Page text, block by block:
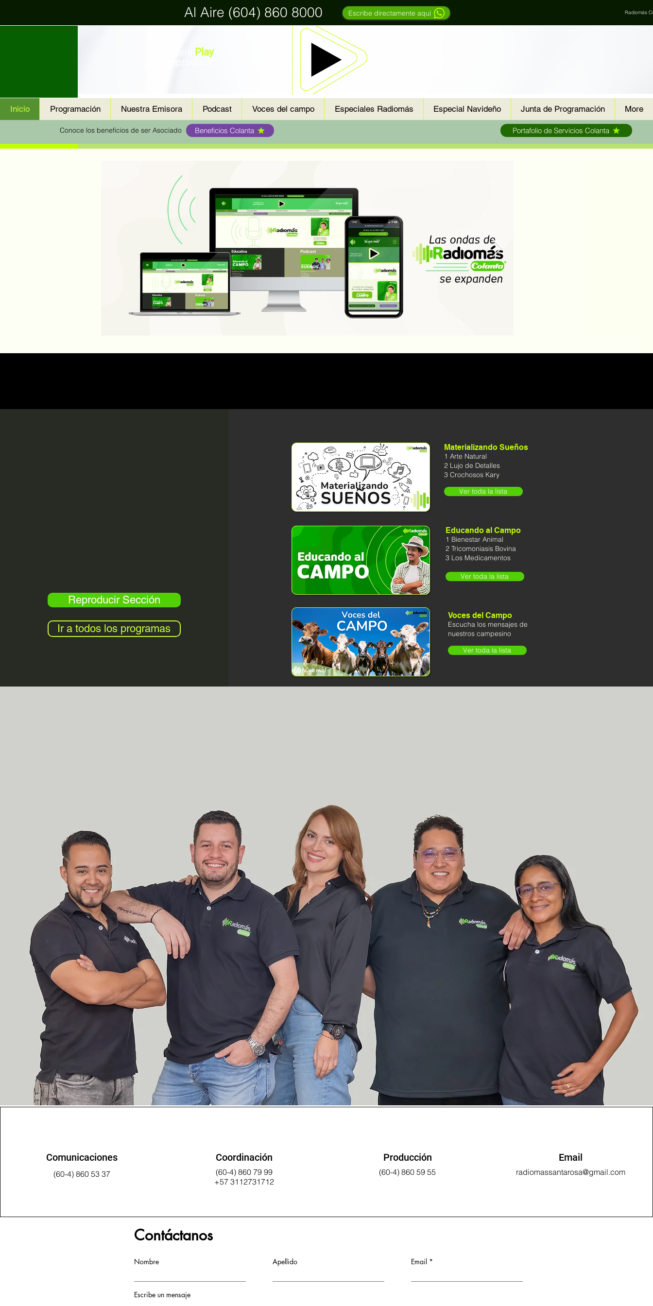
Al Aire (604) 860 8000 Escribe directamente aquí Radiomás
Play
Inicio Programación Nuestra Emisora Podcast Voces del campo Especiales Radiomás Especial Navideño Junta de Programación More
Conoce los beneficios de ser Asociado Beneficios Colanta Portafolio de Servicios Colanta
Reproducir Sección
Ir a todos los programas
Materializando Sueños
1 Arte Natural
2 Lujo de Detalles
3 Crochosos Kary
Ver toda la lista
Educando al Campo
1 Bienestar Animal
2 Tricomoniasis Bovina
3 Los Medicamentos
Ver toda la lista
Voces del Campo
Escucha los mensajes de
nuestros campesino
Ver toda la lista
Comunicaciones
(60-4) 860 53 37
Coordinación
(60-4) 860 79 99
+57 3112731712
Producción
(60-4) 860 59 55
Email
radiomassantarosa@gmail.com
Contáctanos
Nombre Apellido Email
Escribe un mensaje